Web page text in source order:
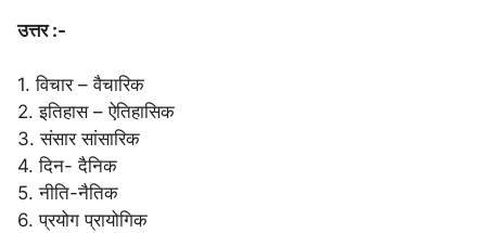
उत्तर :-
1. विचार – वैचारिक
2. इतिहास – ऐतिहासिक
3. संसार सांसारिक
4. दिन- दैनिक
5. नीति-नैतिक
6. प्रयोग प्रायोगिक